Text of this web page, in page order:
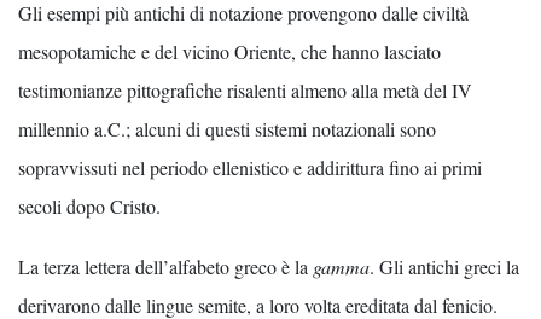
Gli esempi più antichi di notazione provengono dalle civiltà
mesopotamiche e del vicino Oriente, che hanno lasciato
testimonianze pittografiche risalenti almeno alla metà del IV
millennio a.C.; alcuni di questi sistemi notazionali sono
sopravvissuti nel periodo ellenistico e addirittura fino ai primi
secoli dopo Cristo.
La terza lettera dell’alfabeto greco è la gamma. Gli antichi greci la
derivarono dalle lingue semite, a loro volta ereditata dal fenicio.